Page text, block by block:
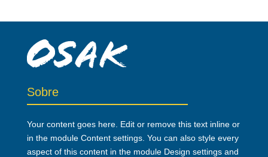
Sobre
Your content goes here. Edit or remove this text inline or
in the module Content settings. You can also style every
aspect of this content in the module Design settings and